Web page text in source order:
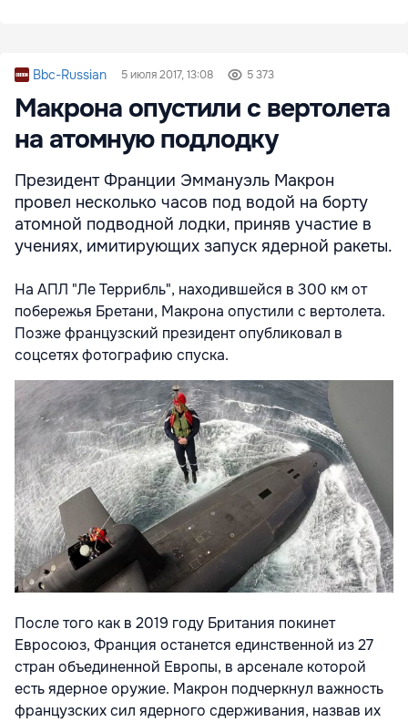
Bbc-Russian 5 июля 2017, 13:08 5 373
Макрона опустили с вертолета
на атомную подлодку
Президент Франции Эммануэль Макрон
провел несколько часов под водой на борту
атомной подводной лодки, приняв участие в
учениях, имитирующих запуск ядерной ракеты.
На АПЛ "Ле Террибль", находившейся в 300 км от
побережья Бретани, Макрона опустили с вертолета.
Позже французский президент опубликовал в
соцсетях фотографию спуска.
После того как в 2019 году Британия покинет
Евросоюз, Франция останется единственной из 27
стран объединенной Европы, в арсенале которой
есть ядерное оружие. Макрон подчеркнул важность
французских сил ядерного сдерживания, назвав их